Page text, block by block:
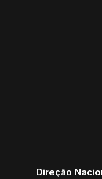
Direção